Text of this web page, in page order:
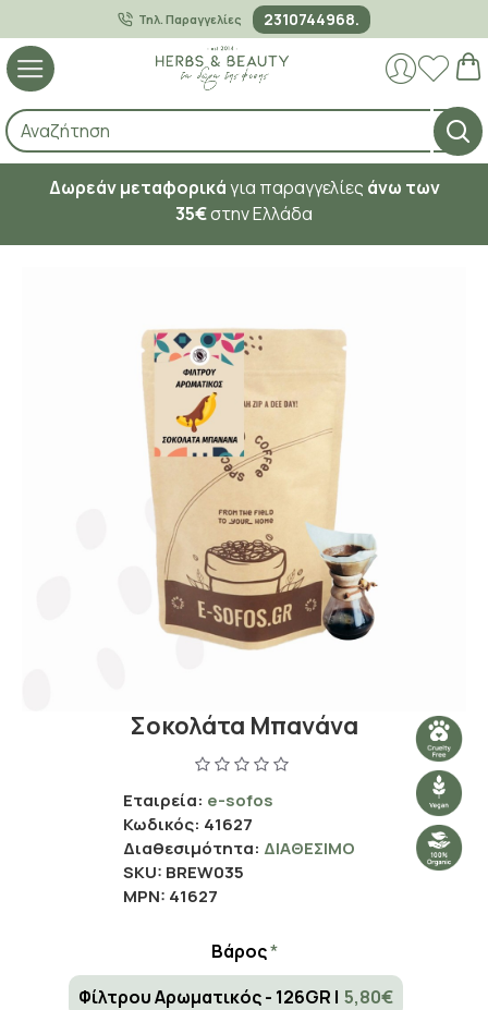
Τηλ. Παραγγελίες 2310744968.
Δωρεάν μεταφορικάγια παραγγελίες άνω των
35€στην Ελλάδα
Σοκολάτα Μπανάνα
Εταιρεία: e-sofos
Κωδικός: 41627
Διαθεσιμότητα: ΔΙΑΘΈΣΙΜΟ
SKU: BREW035
MPN: 41627
Βάρος
Φίλτρου Αρωματικός - 126GR | 5,80€